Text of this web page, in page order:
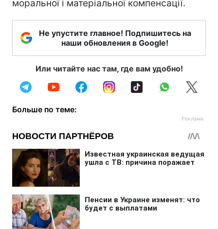
моральної і матеріальної компенсації.
Не упустите главное! Подпишитесь на
наши обновления в Google!
Или читайте нас там, где вам удобно!
Больше по теме: